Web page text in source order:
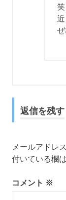
笑
返信を残す
メールアドレ
付いている欄
コメント ※